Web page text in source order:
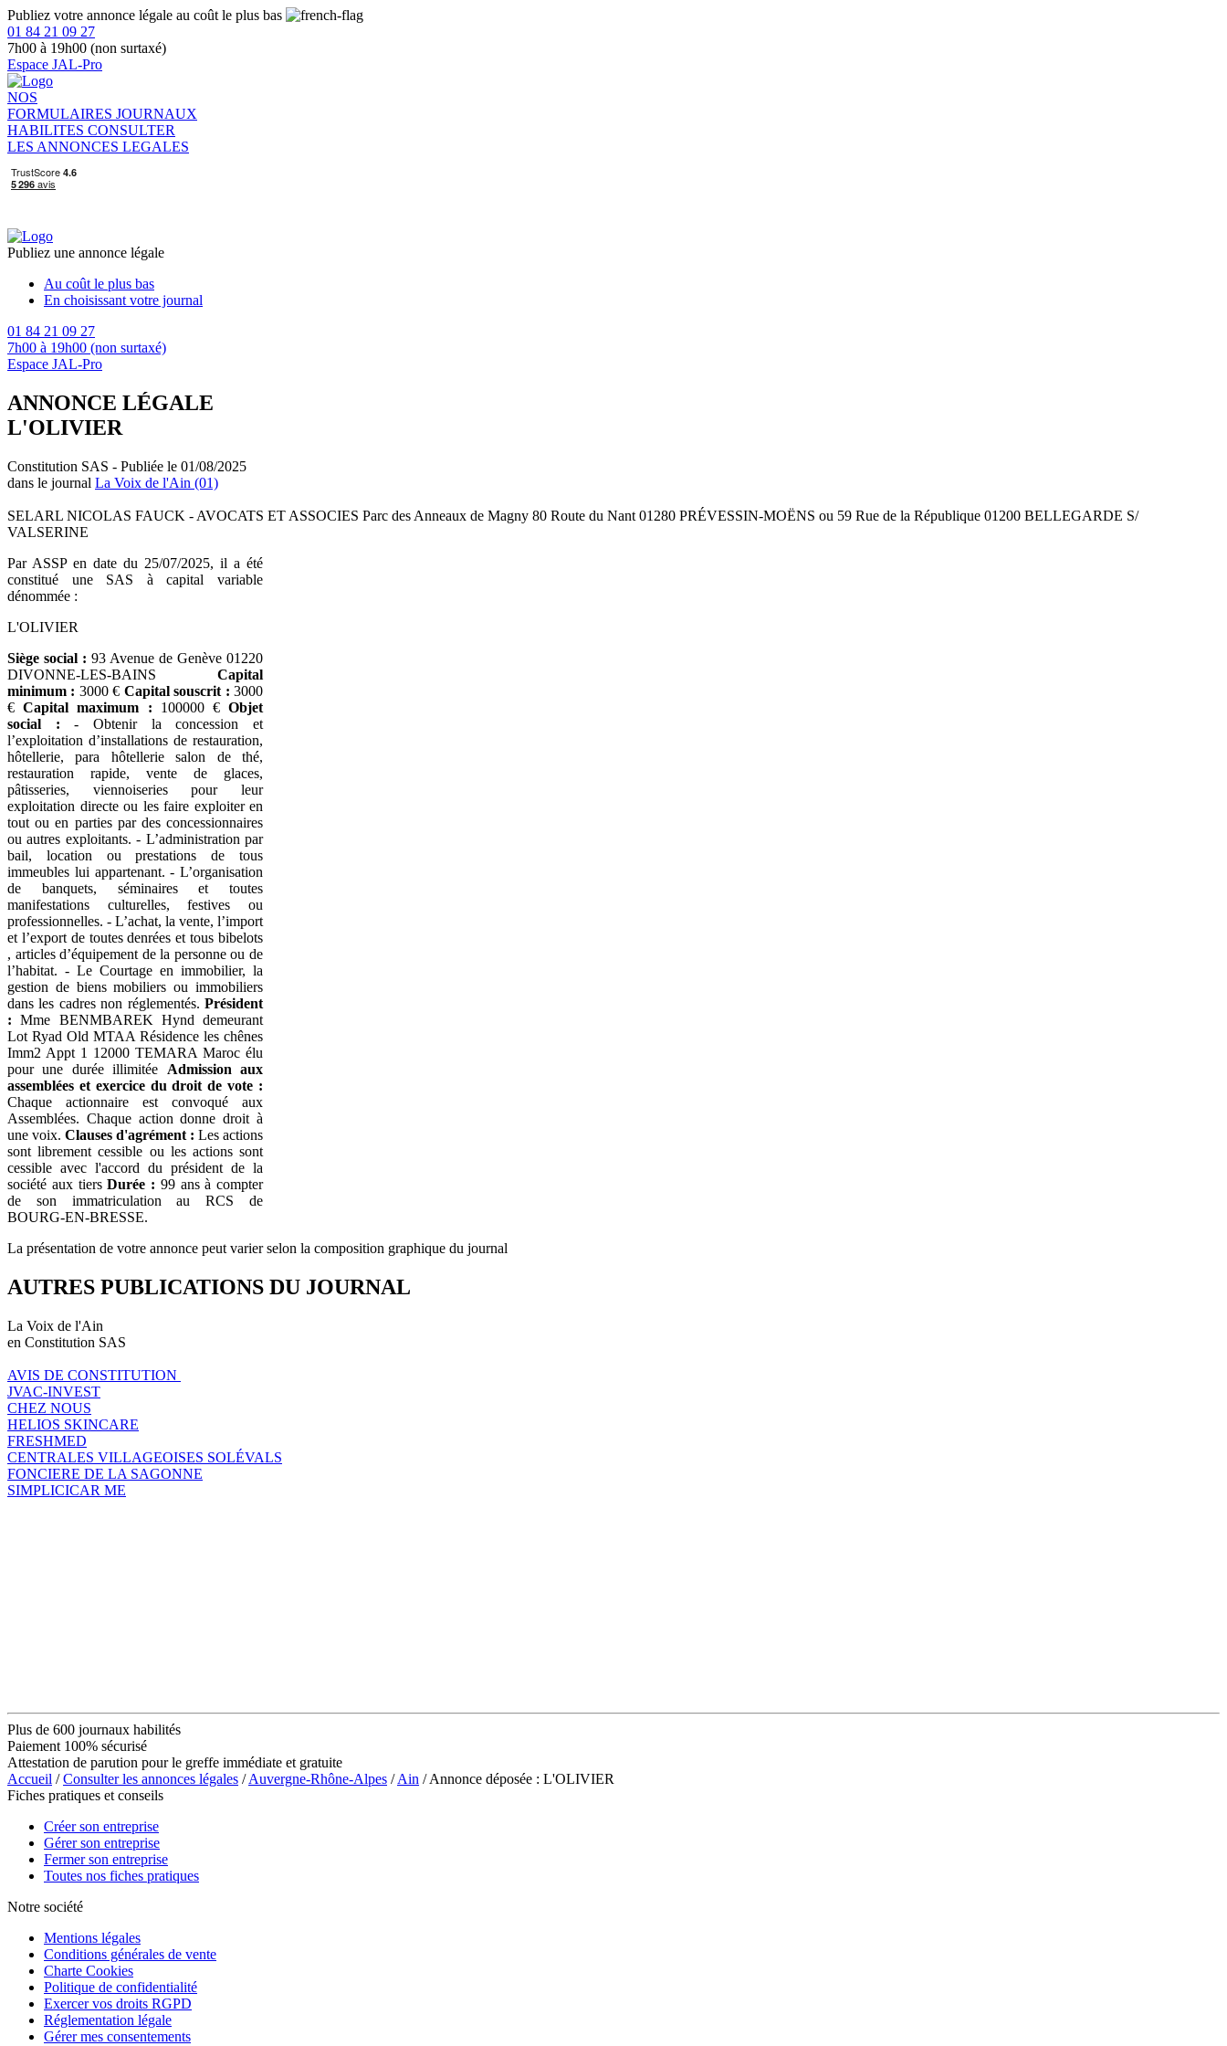
Publiez votre annonce légale au coût le plus bas
01 84 21 09 27
7h00 à 19h00 (non surtaxé)
Espace JAL-Pro
NOS
FORMULAIRES JOURNAUX
HABILITES CONSULTER
LES ANNONCES LEGALES
Publiez une annonce légale
Au coût le plus bas
En choisissant votre journal
01 84 21 09 27
7h00 à 19h00 (non surtaxé)
Espace JAL-Pro
ANNONCE LÉGALE
L'OLIVIER
Constitution SAS - Publiée le 01/08/2025
dans le journal La Voix de l'Ain (01)
SELARL NICOLAS FAUCK - AVOCATS ET ASSOCIES Parc des Anneaux de Magny 80 Route du Nant 01280 PRÉVESSIN-MOËNS ou 59 Rue de la République 01200 BELLEGARDE S/
VALSERINE
Par ASSP en date du 25/07/2025, il a été
constitué une SAS à capital variable
dénommée :
L'OLIVIER
Siège social : 93 Avenue de Genève 01220
DIVONNE-LES-BAINS Capital
minimum : 3000 € Capital souscrit : 3000
€Capital maximum : 100000 €Objet
social : - Obtenir la concession et
l’exploitation d’installations de restauration,
hôtellerie, para hôtellerie salon de thé,
restauration rapide, vente de glaces,
pâtisseries, viennoiseries pour leur
exploitation directe ou les faire exploiter en
tout ou en parties par des concessionnaires
ou autres exploitants. - L’administration par
bail, location ou prestations de tous
immeubles lui appartenant. - L’organisation
de banquets, séminaires et toutes
manifestations culturelles, festives ou
professionnelles. - L’achat, la vente, l’import
et l’export de toutes denrées et tous bibelots
, articles d’équipement de la personne ou de
l’habitat. - Le Courtage en immobilier, la
gestion de biens mobiliers ou immobiliers
dans les cadres non réglementés. Président
: Mme BENMBAREK Hynd demeurant
Lot Ryad Old MTAA Résidence les chênes
Imm2 Appt 1 12000 TEMARA Maroc élu
pour une durée illimitée Admission aux
assemblées et exercice du droit de vote :
Chaque actionnaire est convoqué aux
Assemblées. Chaque action donne droit à
une voix. Clauses d'agrément : Les actions
sont librement cessible ou les actions sont
cessible avec l'accord du président de la
société aux tiersDurée : 99 ans à compter
de son immatriculation au RCS de
BOURG-EN-BRESSE.
La présentation de votre annonce peut varier selon la composition graphique du journal
AUTRES PUBLICATIONS DU JOURNAL
La Voix de l'Ain
en Constitution SAS
AVIS DE CONSTITUTION
JVAC-INVEST
CHEZ NOUS
HELIOS SKINCARE
FRESHMED
CENTRALES VILLAGEOISES SOLÉVALS
FONCIERE DE LA SAGONNE
SIMPLICICAR ME
Plus de 600 journaux habilités
Paiement 100% sécurisé
Attestation de parution pour le greffe immédiate et gratuite
Accueil /Consulter les annonces légales /Auvergne-Rhône-Alpes /Ain / Annonce déposée : L'OLIVIER
Fiches pratiques et conseils
Créer son entreprise
Gérer son entreprise
Fermer son entreprise
Toutes nos fiches pratiques
Notre société
Mentions légales
Conditions générales de vente
Charte Cookies
Politique de confidentialité
Exercer vos droits RGPD
Réglementation légale
Gérer mes consentements